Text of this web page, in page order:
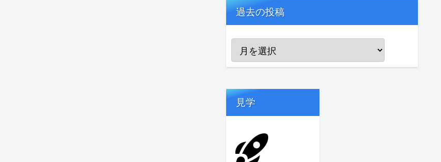
過去の投稿
見学